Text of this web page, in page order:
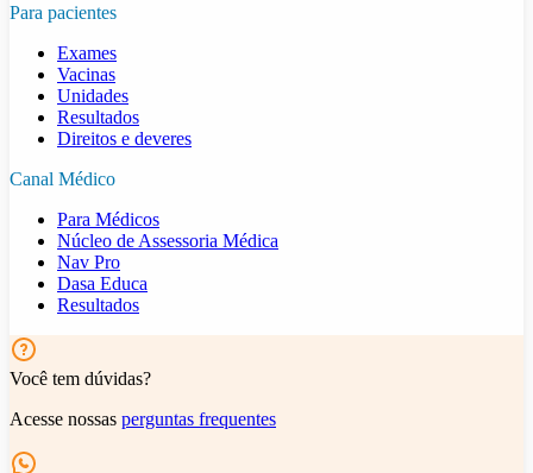
Para pacientes
Exames
Vacinas
Unidades
Resultados
Direitos e deveres
Canal Médico
Para Médicos
Núcleo de Assessoria Médica
Nav Pro
Dasa Educa
Resultados
Você tem dúvidas?
Acesse nossas perguntas frequentes